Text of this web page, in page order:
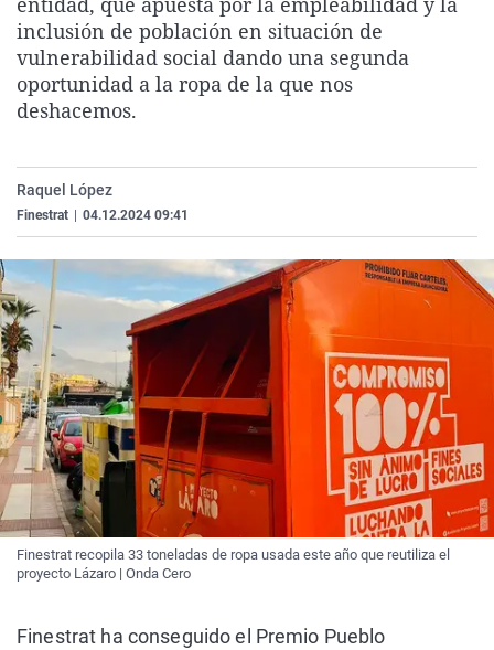
La rosa de los vientos
Gente viajera
Como el perro y el
Caso
Retornados
Equipo de
Extremadura
Galicia
La Rioja
País Vasco
Virales
Televisión
Elecciones
inclusión de población en situación de
vulnerabilidad social dando una segunda
oportunidad a la ropa de la que nos
deshacemos.
Raquel López
Finestrat 04.12.2024 09:41
Finestrat recopila 33 toneladas de ropa usada este año que reutiliza el
proyecto Lázaro | Onda Cero
Finestrat ha conseguido el Premio Pueblo